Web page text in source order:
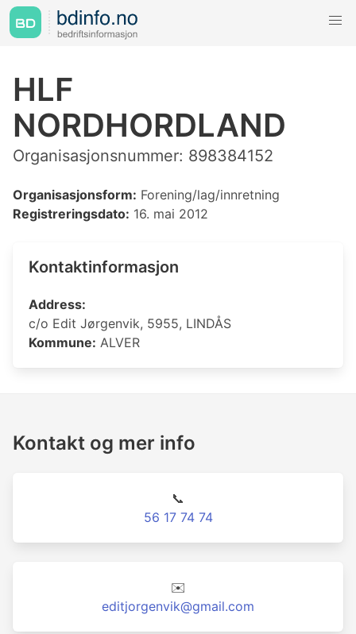
HLF
NORDHORDLAND
Organisasjonsnummer: 898384152
Organisasjonsform: Forening/lag/innretning
Registreringsdato: 16. mai 2012
Kontaktinformasjon
Address:
c/o Edit Jørgenvik, 5955, LINDÅS
Kommune: ALVER
Kontakt og mer info
📞
56 17 74 74
✉️
editjorgenvik@gmail.com